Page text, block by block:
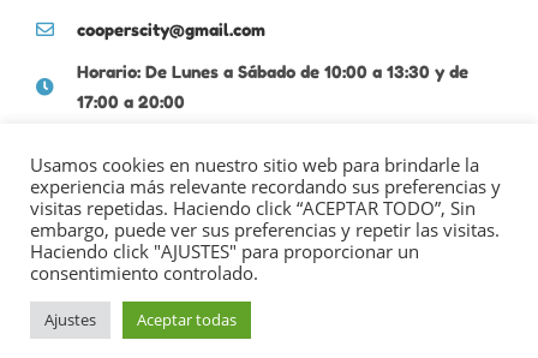
cooperscity@gmail.com
Horario: De Lunes a Sábado de 10:00 a 13:30 y de
17:00 a 20:00
POLÍTICA DE PRIVACIDAD|POLÍTICA DE COOKIES
©2021 Coopercity /
Usamos cookies en nuestro sitio web para brindarle la
experiencia más relevante recordando sus preferencias y
visitas repetidas. Haciendo click “ACEPTAR TODO”, Sin
embargo, puede ver sus preferencias y repetir las visitas.
Haciendo click "AJUSTES" para proporcionar un
consentimiento controlado.
Ajustes Aceptar todas